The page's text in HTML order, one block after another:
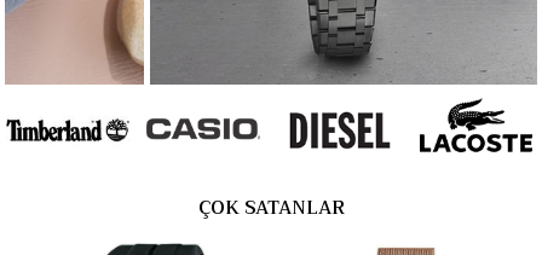
ÇOK SATANLAR